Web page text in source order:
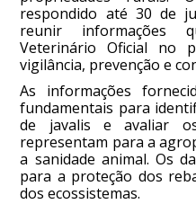
respondido até 30 de
reunir informações
Veterinário Oficial no
vigilância, prevenção e
As informações
fundamentais para
de javalis e avaliar
representam para a
a sanidade animal. Os
para a proteção dos
dos ecossistemas.